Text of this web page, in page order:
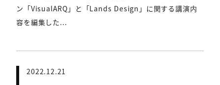
ン「VisualARQ」と「Lands Design」に関する講演内
容を編集した...
2022.12.21